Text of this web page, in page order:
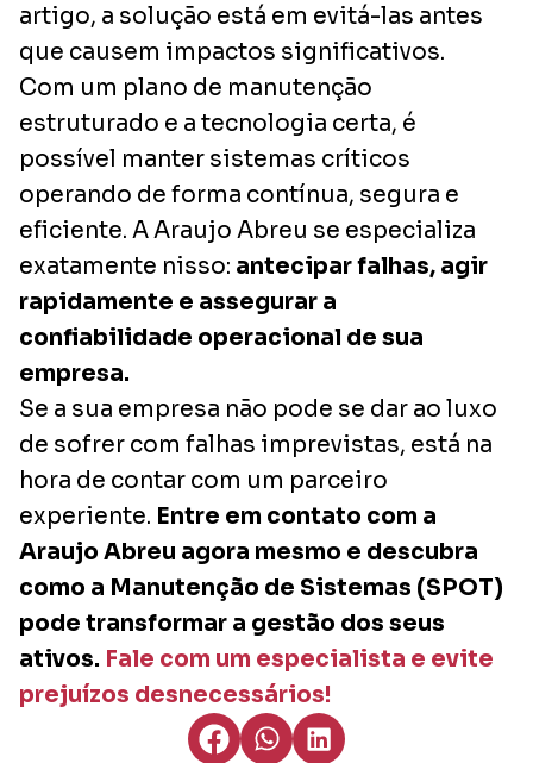
artigo, a solução está em evitá-las antes
que causem impactos significativos.
Com um plano de manutenção
estruturado e a tecnologia certa, é
possível manter sistemas críticos
operando de forma contínua, segura e
eficiente. A Araujo Abreu se especializa
exatamente nisso: antecipar falhas, agir
rapidamente e assegurar a
confiabilidade operacional de sua
empresa.
Se a sua empresa não pode se dar ao luxo
de sofrer com falhas imprevistas, está na
hora de contar com um parceiro
experiente. Entre em contato com a
Araujo Abreu agora mesmo e descubra
como a Manutenção de Sistemas (SPOT)
pode transformar a gestão dos seus
ativos. Fale com um especialista e evite
prejuízos desnecessários!